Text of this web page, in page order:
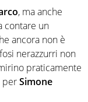
, ma anche
contare un
ancora non è
nerazzurri non
praticamente
perSimone